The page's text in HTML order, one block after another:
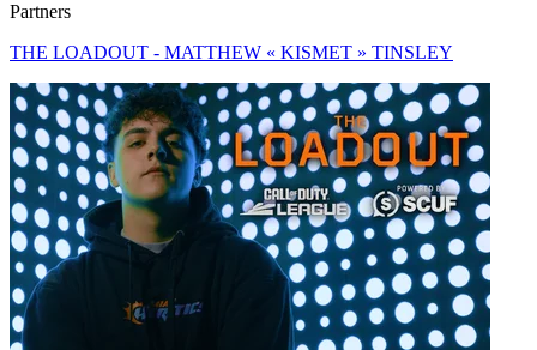
Partners
THE LOADOUT - MATTHEW « KISMET » TINSLEY